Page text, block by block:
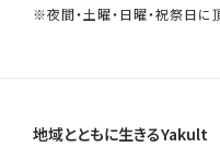
※夜間・土曜・日曜・祝祭日
地域とともに生きるYakult